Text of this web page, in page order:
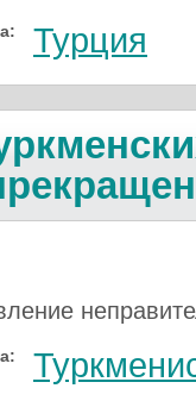
Турция